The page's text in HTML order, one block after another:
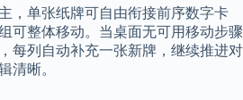
，单张纸牌可自由衔接前序数字卡
可整体移动。当桌面无可用移动步骤
每列自动补充一张新牌，继续推进对
清晰。